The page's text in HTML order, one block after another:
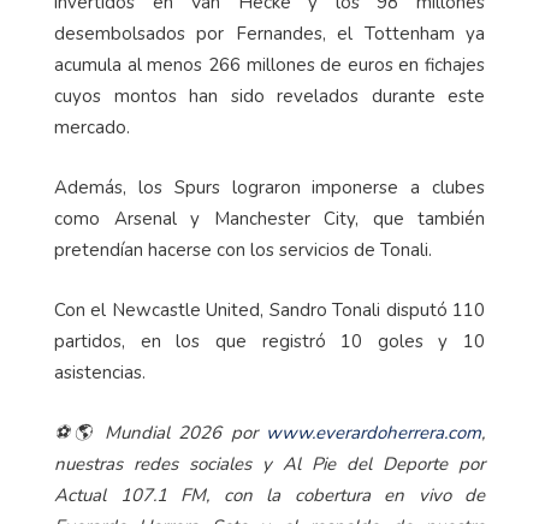
desembolsados por Fernandes, el Tottenham ya
acumula al menos 266 millones de euros en fichajes
cuyos montos han sido revelados durante este
mercado.
Además, los Spurs lograron imponerse a clubes
como Arsenal y Manchester City, que también
pretendían hacerse con los servicios de Tonali.
Con el Newcastle United, Sandro Tonali disputó 110
partidos, en los que registró 10 goles y 10
asistencias.
⚽🌎 Mundial 2026 por www.everardoherrera.com,
nuestras redes sociales y Al Pie del Deporte por
Actual 107.1 FM, con la cobertura en vivo de